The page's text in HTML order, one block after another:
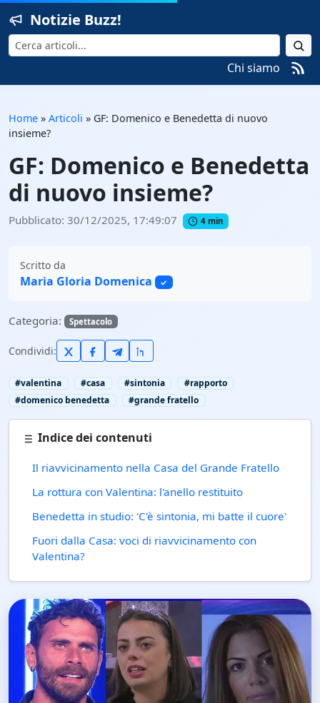
Notizie Buzz!
Cerca
Chi siamo
Home » Articoli » GF: Domenico e Benedetta di nuovo
insieme?
GF: Domenico e Benedetta
di nuovo insieme?
Pubblicato: 30/12/2025, 17:49:07 4 min
Scritto da
Maria Gloria Domenica ✓
Categoria: Spettacolo
Condividi:
#valentina #casa #sintonia
#rapporto
#domenico benedetta
#grande fratello
Indice dei contenuti
Il riavvicinamento nella Casa del Grande Fratello
La rottura con Valentina: l'anello restituito
Benedetta in studio: 'C'è sintonia, mi batte il cuore'
Fuori dalla Casa: voci di riavvicinamento con
Valentina?